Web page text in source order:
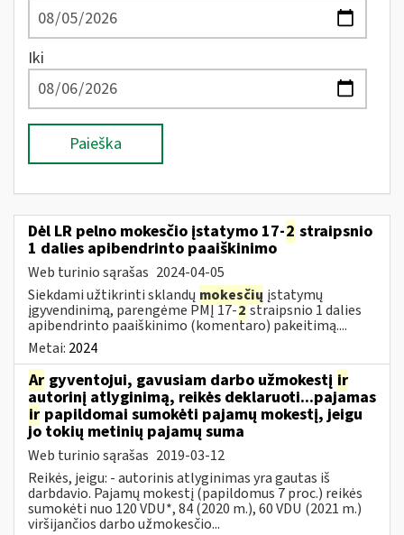
Iki
Paieška
Dėl LR pelno mokesčio įstatymo 17-2 straipsnio
1 dalies apibendrinto paaiškinimo
Web turinio sąrašas 2024-04-05
Siekdami užtikrinti sklandų mokesčių įstatymų
įgyvendinimą, parengėme PMĮ 17-2straipsnio 1 dalies
apibendrinto paaiškinimo (komentaro) pakeitimą....
Metai: 2024
Ar gyventojui, gavusiam darbo užmokestį ir
autorinį atlyginimą, reikės deklaruoti...pajamas
ir papildomai sumokėti pajamų mokestį, jeigu
jo tokių metinių pajamų suma
Web turinio sąrašas 2019-03-12
Reikės, jeigu: - autorinis atlyginimas yra gautas iš
darbdavio. Pajamų mokestį (papildomus 7 proc.) reikės
sumokėti nuo 120 VDU*, 84 (2020 m.), 60 VDU (2021 m.)
viršijančios darbo užmokesčio...